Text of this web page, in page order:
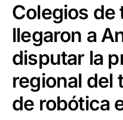
Colegios de
llegaron a
disputar la
regional del
de robótica